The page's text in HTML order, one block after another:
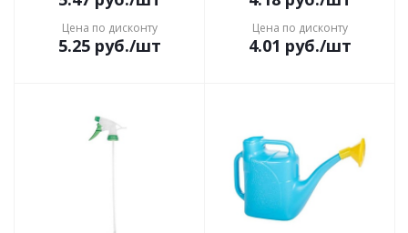
Цена по дисконту
5.25руб./шт
Цена по дисконту
4.01 руб./шт